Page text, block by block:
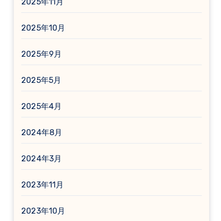
2025年10月
2025年9月
2025年5月
2025年4月
2024年8月
2024年3月
2023年11月
2023年10月